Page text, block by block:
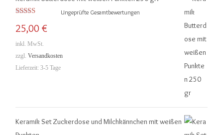
e
5.00von 5
Ungeprüfte Gesamtbewertungen
25,00 €
inkl. MwSt.
zzgl. Versandkosten
Lieferzeit: 3-5 Tage
Keramik Set Zuckerdose und Milchkännchen mit weißen